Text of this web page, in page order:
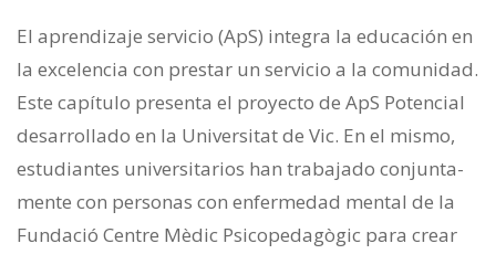
El aprendizaje servicio (ApS) integra la educación en
la excelencia con prestar un servicio a la comunidad.
Este capítulo presenta el proyecto de ApS Potencial
desarrollado en la Universitat de Vic. En el mismo,
estudiantes universitarios han trabajado conjunta-
mente con personas con enfermedad mental de la
Fundació Centre Mèdic Psicopedagògic para crear